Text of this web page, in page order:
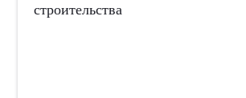
строительства